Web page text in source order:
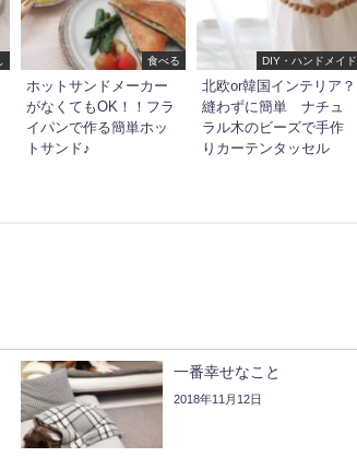
食べる
ホットサンドメーカー
がなくてもOK！！フラ
イパンで作る簡単ホッ
トサンド♪
DIY・ハンドメイド
北欧or韓国インテリア？
縫わずに簡単 ナチュ
ラル木のビーズで手作
りカーテンタッセル
一番幸せなこと
2018年11月12日